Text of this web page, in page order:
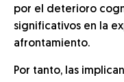
por el deterioro
significativos en la
afrontamiento.
Por tanto, las